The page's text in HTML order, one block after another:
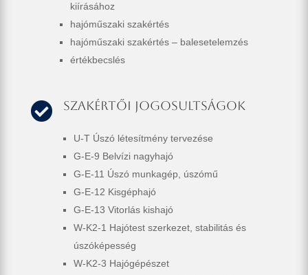
kiírásához
hajóműszaki szakértés
hajóműszaki szakértés – balesetelemzés
értékbecslés
 Szakértői jogosultságok
U-T Úszó létesítmény tervezése
G-E-9 Belvízi nagyhajó
G-E-11 Úszó munkagép, úszómű
G-E-12 Kisgéphajó
G-E-13 Vitorlás kishajó
W-K2-1 Hajótest szerkezet, stabilitás és
úszóképesség
W-K2-3 Hajógépészet